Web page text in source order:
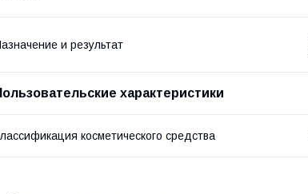
и результат
характеристики
косметического средства